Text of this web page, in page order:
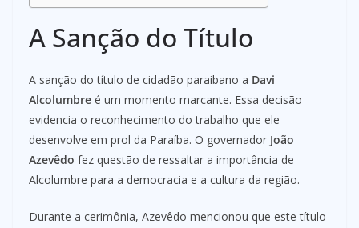
A Sanção do Título
A sanção do título de cidadão paraibano a Davi
Alcolumbre é um momento marcante. Essa decisão
evidencia o reconhecimento do trabalho que ele
desenvolve em prol da Paraíba. O governador João
Azevêdo fez questão de ressaltar a importância de
Alcolumbre para a democracia e a cultura da região.
Durante a cerimônia, Azevêdo mencionou que este título